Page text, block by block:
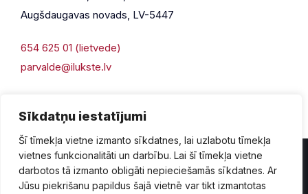
Sīkdatņu iestatījumi
Šī tīmekļa vietne izmanto sīkdatnes, lai uzlabotu tīmekļa
vietnes funkcionalitāti un darbību. Lai šī tīmekļa vietne
darbotos tā izmanto obligāti nepieciešamās sīkdatnes. Ar
Jūsu piekrišanu papildus šajā vietnē var tikt izmantotas
Augšdaugavas novads, LV-5447
654 625 01 (lietvede)
parvalde@ilukste.lv